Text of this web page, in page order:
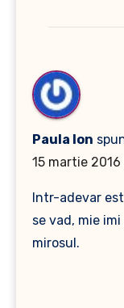
Paula Ion
15 martie 2016
Intr-adevar
se vad, mie
mirosul.